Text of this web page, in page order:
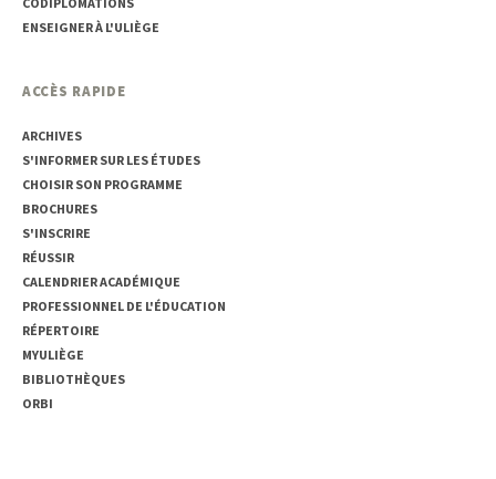
ENSEIGNER À L'ULIÈGE
ACCÈS RAPIDE
ARCHIVES
S'INFORMER SUR LES ÉTUDES
CHOISIR SON PROGRAMME
BROCHURES
S'INSCRIRE
RÉUSSIR
CALENDRIER ACADÉMIQUE
PROFESSIONNEL DE L'ÉDUCATION
RÉPERTOIRE
MYULIÈGE
BIBLIOTHÈQUES
ORBI